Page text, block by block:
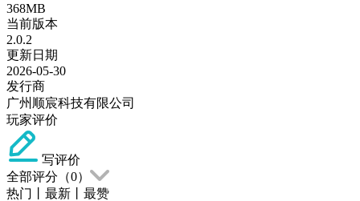
368MB
当前版本
2.0.2
更新日期
2026-05-30
发行商
广州顺宸科技有限公司
玩家评价
写评价
全部评分（0）
热门
最新
最赞